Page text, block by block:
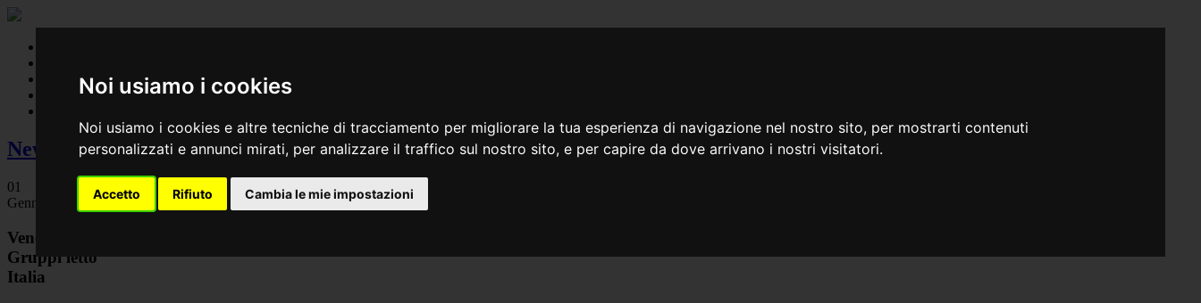
Noi usiamo i cookies
Noi usiamo i cookies e altre tecniche di tracciamento per migliorare la tua esperienza di navigazione nel nostro sito, per mostrarti contenuti
personalizzati e annunci mirati, per analizzare il traffico sul nostro sito, e per capire da dove arrivano i nostri visitatori.
Accetto Rifiuto Cambia le mie impostazioni
News
01
Gennaio 2018
Veneran
Gruppi letto
Italia